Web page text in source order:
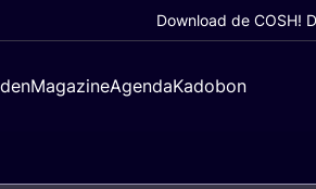
Download de COSH!
MagazineAgendaKadobon